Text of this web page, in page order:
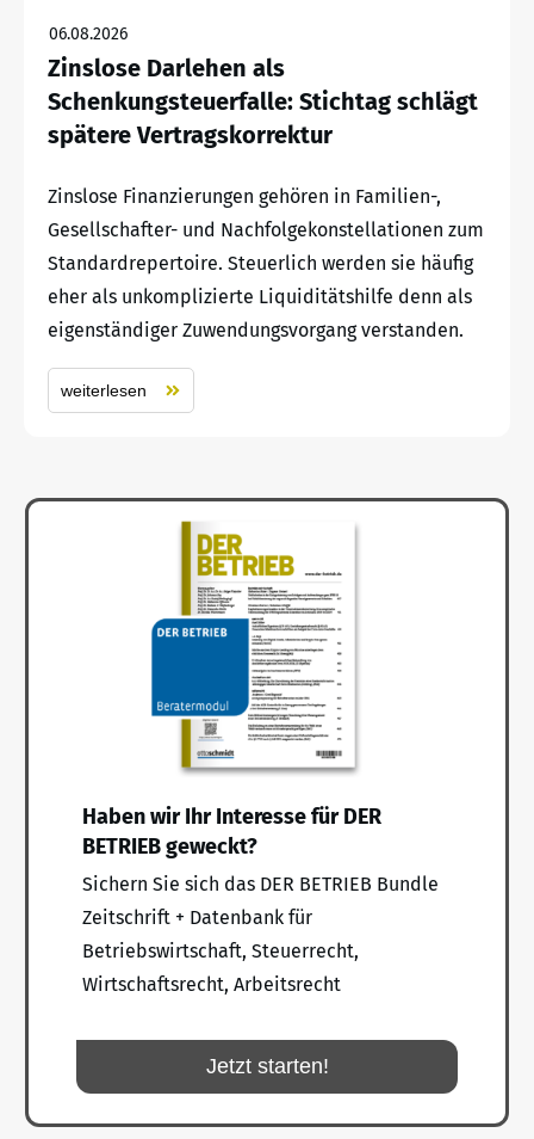
06.08.2026
Zinslose Darlehen als
Schenkungsteuerfalle: Stichtag schlägt
spätere Vertragskorrektur
Zinslose Finanzierungen gehören in Familien-,
Gesellschafter- und Nachfolgekonstellationen zum
Standardrepertoire. Steuerlich werden sie häufig
eher als unkomplizierte Liquiditätshilfe denn als
eigenständiger Zuwendungsvorgang verstanden.
weiterlesen
Haben wir Ihr Interesse für DER
BETRIEB geweckt?
Sichern Sie sich das DER BETRIEB Bundle
Zeitschrift + Datenbank für
Betriebswirtschaft, Steuerrecht,
Wirtschaftsrecht, Arbeitsrecht
Jetzt starten!